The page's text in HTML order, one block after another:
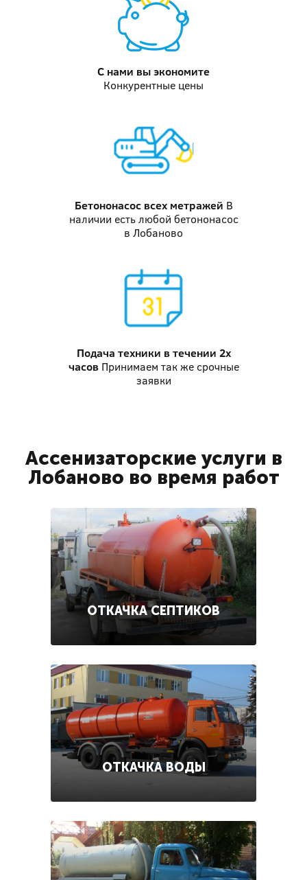
С нами выэкономите
Конкурентные цены
Бетононасосвсех метражей В
наличии есть любой бетононасос
в Лобаново
Подача техники в течении 2х
часов Принимаем так же срочные
заявки
Ассенизаторские услуги в
Лобаново во время работ
ОТКАЧКА СЕПТИКОВ
ОТКАЧКА ВОДЫ